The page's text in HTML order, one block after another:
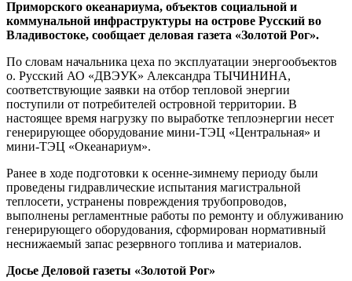
Приморского океанариума, объектов социальной и
коммунальной инфраструктуры на острове Русский во
Владивостоке, сообщает деловая газета «Золотой Рог».
По словам начальника цеха по эксплуатации энергообъектов
о. Русский АО «ДВЭУК» Александра ТЫЧИНИНА,
соответствующие заявки на отбор тепловой энергии
поступили от потребителей островной территории. В
настоящее время нагрузку по выработке теплоэнергии несет
генерирующее оборудование мини-ТЭЦ «Центральная» и
мини-ТЭЦ «Океанариум».
Ранее в ходе подготовки к осенне-зимнему периоду были
проведены гидравлические испытания магистральной
теплосети, устранены повреждения трубопроводов,
выполнены регламентные работы по ремонту и облуживанию
генерирующего оборудования, сформирован нормативный
неснижаемый запас резервного топлива и материалов.
Досье Деловой газеты «Золотой Рог»